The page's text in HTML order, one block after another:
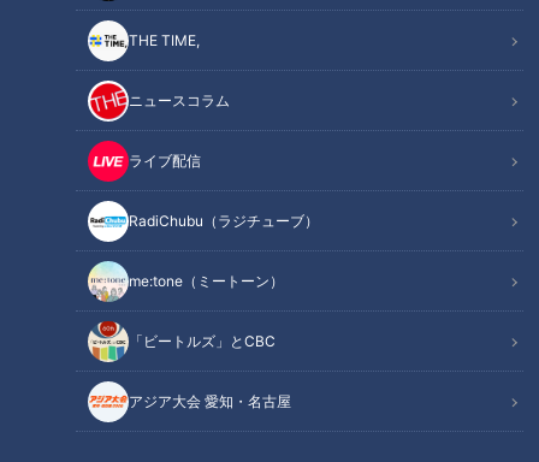
THE TIME,
ニュースコラム
ライブ配信
RadiChubu（ラジチューブ）
me:tone（ミートーン）
「ビートルズ」とCBC
アジア大会 愛知・名古屋
記事に戻る
この記事を見たあなたへのおすすめ
ぴよりんがあぶら汗？期間限定
の新商品 ごま油をかけた「ご
まぴよりん」が話題！